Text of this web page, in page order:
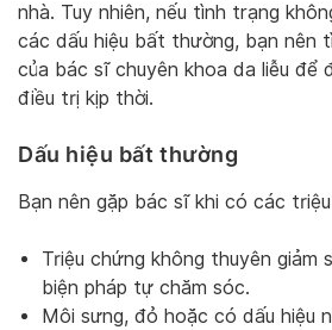
nhà. Tuy nhiên, nếu tình trạng
các dấu hiệu bất thường, bạn nên
của bác sĩ chuyên khoa da liễu để
điều trị kịp thời.
Dấu hiệu bất thường
Bạn nên gặp bác sĩ khi có các
Triệu chứng không thuyên giảm
biện pháp tự chăm sóc.
Môi sưng, đỏ hoặc có dấu hiệu